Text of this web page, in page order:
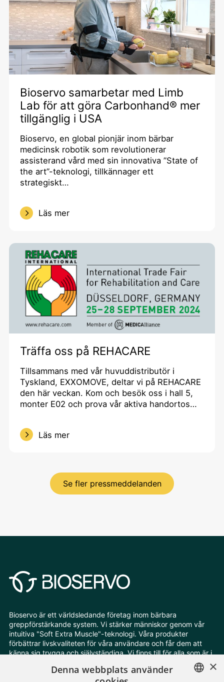
Bioservo samarbetar med Limb
Lab för att göra Carbonhand® mer
tillgänglig i USA
Bioservo, en global pionjär inom bärbar
medicinsk robotik som revolutionerar
assisterand vård med sin innovativa ”State of
the art”-teknologi, tillkännager ett
strategiskt…
Läs mer
Träffa oss på REHACARE
Tillsammans med vår huvuddistributör i
Tyskland, EXXOMOVE, deltar vi på REHACARE
den här veckan. Kom och besök oss i hall 5,
monter E02 och prova vår aktiva handortos…
Läs mer
Se fler pressmeddelanden
Bioservo är ett världsledande företag inom bärbara
greppförstärkande system. Vi stärker människor genom vår
intuitiva "Soft Extra Muscle"-teknologi. Våra produkter
förbättrar livskvaliteten för våra användare och får dem att
känna sig trygga och självständiga. Vi finns till för alla som är i
×
Denna webbplats använder